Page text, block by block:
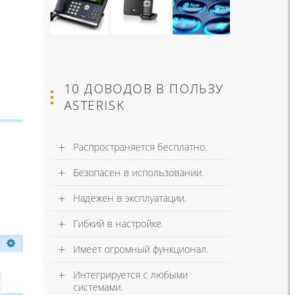
10 ДОВОДОВ В ПОЛЬЗУ
ASTERISK
Распространяется бесплатно.
Безопасен в использовании.
Надежен в эксплуатации.
Гибкий в настройке.
Имеет огромный функционал.
Интегрируется с любыми
системами.